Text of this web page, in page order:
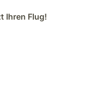
Ihren Flug!